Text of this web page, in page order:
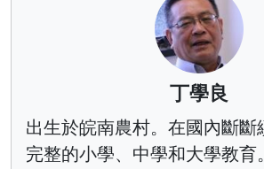
丁學良
出生於皖南農村。在國內斷斷
完整的小學、中學和大學教育